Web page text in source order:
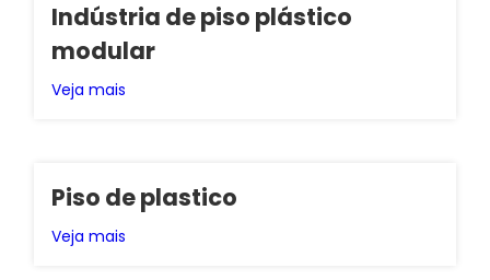
Indústria de piso plástico
modular
Veja mais
Piso de plastico
Veja mais